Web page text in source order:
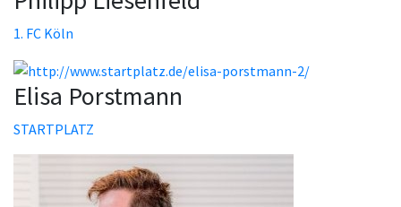
1. FC Köln
Elisa Porstmann
STARTPLATZ